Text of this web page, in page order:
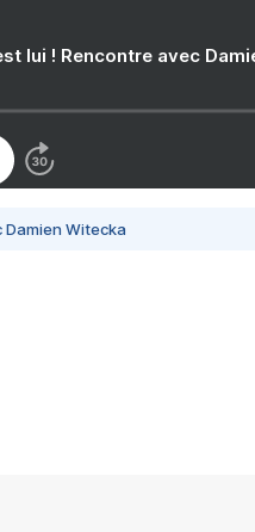
lui ! Rencontre avec
Damien Witecka